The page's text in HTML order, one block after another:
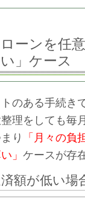
ーンを任
」ケース
のある手続き
理をしても毎
り
「月々の負
」 ケースが存
額が低い場